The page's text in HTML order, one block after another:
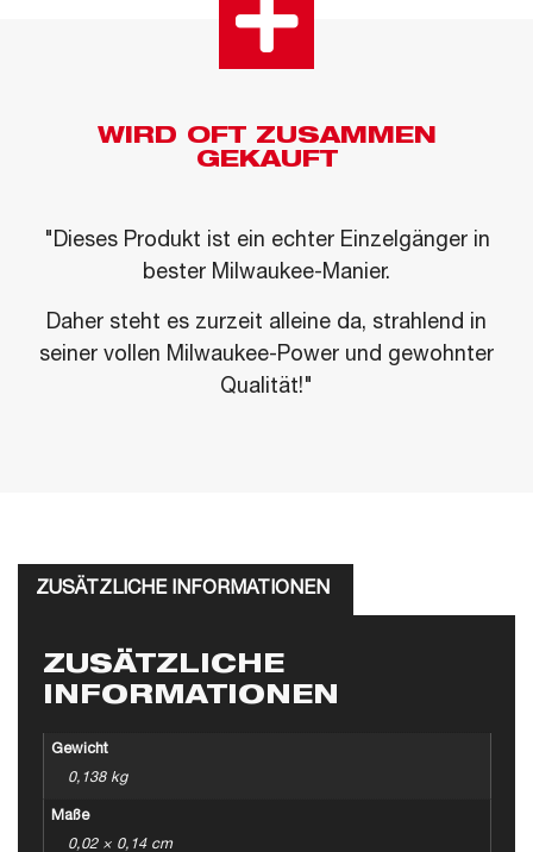
WIRD OFT ZUSAMMEN
GEKAUFT
"Dieses Produkt ist ein echter Einzelgänger in
bester Milwaukee-Manier.
Daher steht es zurzeit alleine da, strahlend in
seiner vollen Milwaukee-Power und gewohnter
Qualität!"
ZUSÄTZLICHE INFORMATIONEN
ZUSÄTZLICHE
INFORMATIONEN
Gewicht
0,138 kg
Maße
0,02 × 0,14 cm